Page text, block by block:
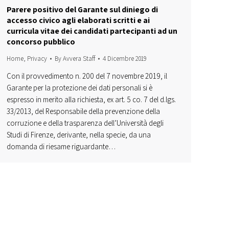
Parere positivo del Garante sul diniego di
accesso civico agli elaborati scritti e ai
curricula vitae dei candidati partecipanti ad un
concorso pubblico
Home, Privacy ByAvvera Staff 4 Dicembre 2019
Con il provvedimento n. 200 del 7 novembre 2019, il
Garante per la protezione dei dati personali si è
espresso in merito alla richiesta, ex art. 5 co. 7 del d.lgs.
33/2013, del Responsabile della prevenzione della
corruzione e della trasparenza dell’Università degli
Studi di Firenze, derivante, nella specie, da una
domanda di riesame riguardante…